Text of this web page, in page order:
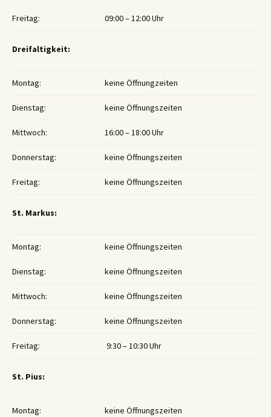
Freitag: 09:00 – 12:00 Uhr
Dreifaltigkeit:
Montag: keine Öffnungzeiten
Dienstag: keine Öffnungszeiten
Mittwoch: 16:00 – 18:00 Uhr
Donnerstag: keine Öffnungszeiten
Freitag: keine Öffnungszeiten
St. Markus:
Montag: keine Öffnungszeiten
Dienstag: keine Öffnungszeiten
Mittwoch: keine Öffnungszeiten
Donnerstag: keine Öffnungszeiten
Freitag: 9:30 – 10:30 Uhr
St. Pius:
Montag: keine Öffnungszeiten